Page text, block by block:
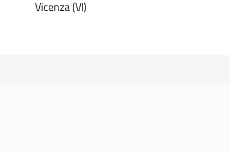
Vicenza (VI)